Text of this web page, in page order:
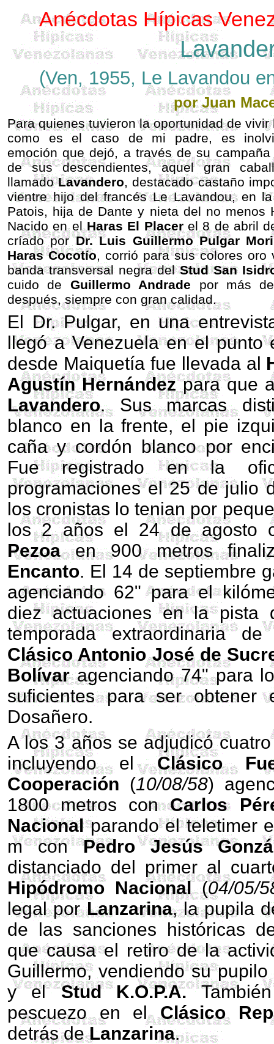
Anécdotas Hípicas
(Ven, 1955, Le Lavandou
por Juan
Para quienes tuvieron la oportunidad de vivir
como es el caso de mi padre, es
emoción que dejó, a través de su
de sus descendientes, aquel gran
llamadoLavandero, destacado castaño
vientre hijo del francés Le Lavandou, en
Patois, hija de Dante y nieta del no menos
Nacido en elHaras El Placerel 8 de abril
críado porDr. Luis Guillermo Pulgar
Haras Cocotío, corrió para sus colores oro
banda transversal negra delStud San
cuido de Guillermo Andrade por más
después, siempre con gran calidad.
El Dr. Pulgar, en una
llegó a Venezuela en el punto
desde Maiquetía fue llevada al
Agustín Hernándezpara que
Lavandero. Sus marcas
blanco en la frente, el pie
caña y cordón blanco por
Fue registrado en la
programaciones el 25 de julio
los cronistas lo tenian por
los 2 años el 24 de agosto
Pezoaen 900 metros
Encanto. El 14 de septiembre
agenciando 62" para el
diez actuaciones en la pista
temporada extraordinaria
Clásico Antonio José de
Bolívaragenciando 74" para
suficientes para ser obtener
Dosañero.
A los 3 años se adjudicó
incluyendo elClásico
Cooperación (10/08/58)
1800 metros conCarlos
Nacionalparando el teletimer
m conPedro Jesús
distanciado del primer al
Hipódromo Nacional(04/05/
legal porLanzarina, la pupila
de las sanciones históricas
que causa el retiro de la
Guillermo, vendiendo su
y elStud K.O.P.A.
pescuezo en elClásico
detrás deLanzarina.